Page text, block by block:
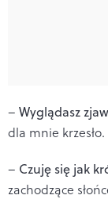
– Wyglądasz
dla mnie
– Czuję się jak
zachodzące